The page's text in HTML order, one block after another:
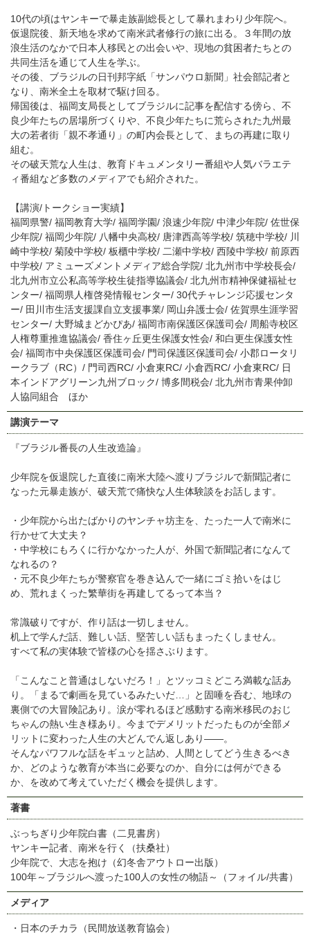
10代の頃はヤンキーで暴走族副総長として暴れまわり少年院へ。
仮退院後、新天地を求めて南米武者修行の旅に出る。３年間の放
浪生活のなかで日本人移民との出会いや、現地の貧困者たちとの
共同生活を通じて人生を学ぶ。
その後、ブラジルの日刊邦字紙「サンパウロ新聞」社会部記者と
なり、南米全土を取材で駆け回る。
帰国後は、福岡支局長としてブラジルに記事を配信する傍ら、不
良少年たちの居場所づくりや、不良少年たちに荒らされた九州最
大の若者街「親不孝通り」の町内会長として、まちの再建に取り
組む。
その破天荒な人生は、教育ドキュメンタリー番組や人気バラエテ
ィ番組など多数のメディアでも紹介された。
【講演/トークショー実績】
福岡県警/ 福岡教育大学/ 福岡学園/ 浪速少年院/ 中津少年院/ 佐世保
少年院/ 福岡少年院/ 八幡中央高校/ 唐津西高等学校/ 筑穂中学校/ 川
崎中学校/ 菊陵中学校/ 板櫃中学校/ 二瀬中学校/ 西陵中学校/ 前原西
中学校/ アミューズメントメディア総合学院/ 北九州市中学校長会/
北九州市立公私高等学校生徒指導協議会/ 北九州市精神保健福祉セ
ンター/ 福岡県人権啓発情報センター/ 30代チャレンジ応援センタ
ー/ 田川市生活支援課自立支援事業/ 岡山弁護士会/ 佐賀県生涯学習
センター/ 大野城まどかぴあ/ 福岡市南保護区保護司会/ 周船寺校区
人権尊重推進協議会/ 香住ヶ丘更生保護女性会/ 和白更生保護女性
会/ 福岡市中央保護区保護司会/ 門司保護区保護司会/ 小郡ロータリ
ークラブ（RC）/ 門司西RC/ 小倉東RC/ 小倉西RC/ 小倉東RC/ 日
本インドアグリーン九州ブロック/ 博多間税会/ 北九州市青果仲卸
人協同組合 ほか
講演テーマ
『ブラジル番長の人生改造論』
少年院を仮退院した直後に南米大陸へ渡りブラジルで新聞記者に
なった元暴走族が、破天荒で痛快な人生体験談をお話します。
・少年院から出たばかりのヤンチャ坊主を、たった一人で南米に
行かせて大丈夫？
・中学校にもろくに行かなかった人が、外国で新聞記者になんて
なれるの？
・元不良少年たちが警察官を巻き込んで一緒にゴミ拾いをはじ
め、荒れまくった繁華街を再建してるって本当？
常識破りですが、作り話は一切しません。
机上で学んだ話、難しい話、堅苦しい話もまったくしません。
すべて私の実体験で皆様の心を揺さぶります。
「こんなこと普通はしないだろ！」とツッコミどころ満載な話あ
り。「まるで劇画を見ているみたいだ…」と固唾を呑む、地球の
裏側での大冒険記あり。涙が零れるほど感動する南米移民のおじ
ちゃんの熱い生き様あり。今までデメリットだったものが全部メ
リットに変わった人生の大どんでん返しあり――。
そんなパワフルな話をギュッと詰め、人間としてどう生きるべき
か、どのような教育が本当に必要なのか、自分には何ができる
か、を改めて考えていただく機会を提供します。
著書
ぶっちぎり少年院白書（二見書房）
ヤンキー記者、南米を行く（扶桑社）
少年院で、大志を抱け（幻冬舎アウトロー出版）
100年～ブラジルへ渡った100人の女性の物語～（フォイル/共書）
メディア
・日本のチカラ（民間放送教育協会）